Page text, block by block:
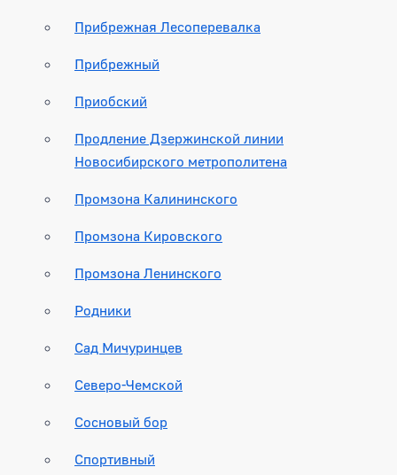
Прибрежная Лесоперевалка
Прибрежный
Приобский
Продление Дзержинской линии
Новосибирского метрополитена
Промзона Калининского
Промзона Кировского
Промзона Ленинского
Родники
Сад Мичуринцев
Северо-Чемской
Сосновый бор
Спортивный